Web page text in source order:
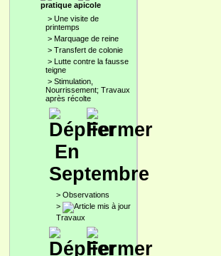
pratique apicole
> Une visite de
printemps
> Marquage de reine
> Transfert de colonie
> Lutte contre la fausse
teigne
> Stimulation,
Nourrissement; Travaux
après récolte
En
Septembre
> Observations
>
Travaux